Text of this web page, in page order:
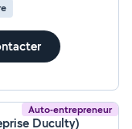
Auto-entrepreneur
Duculty)